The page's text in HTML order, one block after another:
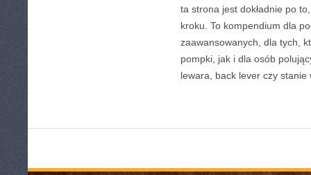
ta strona jest dokładnie po
kroku. To kompendium dla
zaawansowanych, dla tych,
pompki, jak i dla osób
lewara, back lever czy stanie